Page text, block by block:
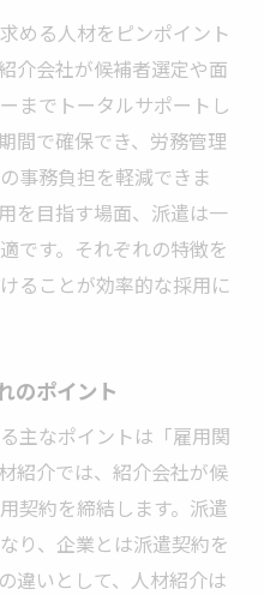
める人材をピンポイント
介会社が候補者選定や面
までトータルサポートし
間で確保でき、労務管理
事務負担を軽減できま
を目指す場面、派遣は一
です。それぞれの特徴を
ることが効率的な採用に
のポイント
主なポイントは「雇用関
紹介では、紹介会社が候
契約を締結します。派遣
り、企業とは派遣契約を
違いとして、人材紹介は